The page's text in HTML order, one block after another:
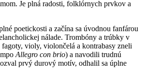
Je plná radosti, folklórnych prvkov a
poetickosti a začína sa úvodnou fanfárou
nálade. Trombóny a trúbky v
violy, violončelá a kontrabasy zneli
Allegro con brio) a navodili trudnú
prvý durový motív, odhalil sa úplne